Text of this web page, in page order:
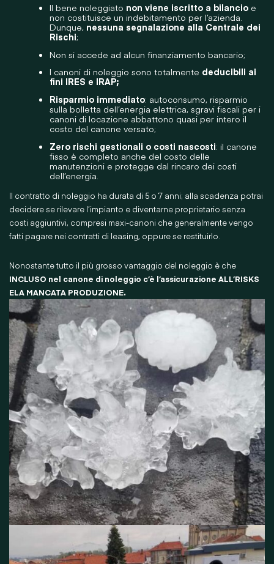
Il bene noleggiato non viene iscritto a bilancioe
non costituisce un indebitamento per l’azienda.
Dunque, nessuna segnalazione alla Centrale dei
Rischi;
Non si accede ad alcun finanziamento bancario;
I canoni di noleggio sono totalmente deducibili ai
fini IRES e IRAP;
Risparmio immediato: autoconsumo, risparmio
sulla bolletta dell’energia elettrica, sgravi fiscali per i
canoni di locazione abbattono quasi per intero il
costo del canone versato;
Zero rischi gestionali o costi nascosti: il canone
fisso è completo anche del costo delle
manutenzioni e protegge dal rincaro dei costi
dell’energia.
Il contratto di noleggio ha durata di 5 o 7 anni; alla scadenza potrai
decidere se rilevare l’impianto e diventarne proprietario senza
costi aggiuntivi, compresi maxi-canoni che generalmente vengo
fatti pagare nei contratti di leasing, oppure se restituirlo.
Nonostante tutto il più grosso vantaggio del noleggio è che
INCLUSO nel canone di noleggio c’è l’assicurazione ALL’RISKS
ELA MANCATA PRODUZIONE.